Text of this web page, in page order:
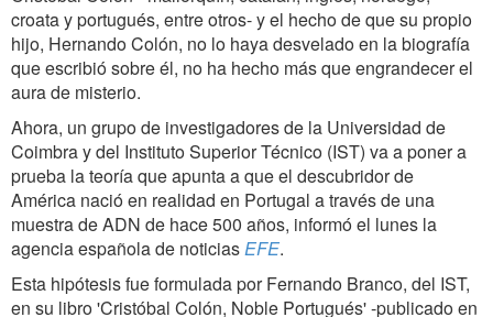
croata y portugués, entre otros- y el hecho de que su propio
hijo, Hernando Colón, no lo haya desvelado en la biografía
que escribió sobre él, no ha hecho más que engrandecer el
aura de misterio.
Ahora, un grupo de investigadores de la Universidad de
Coimbra y del Instituto Superior Técnico (IST) va a poner a
prueba la teoría que apunta a que el descubridor de
América nació en realidad en Portugal a través de una
muestra de ADN de hace 500 años, informó el lunes la
agencia española de noticiasEFE.
Esta hipótesis fue formulada por Fernando Branco, del IST,
en su libro 'Cristóbal Colón, Noble Portugués' -publicado en